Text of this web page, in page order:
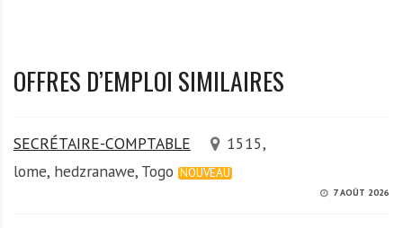
OFFRES D’EMPLOI SIMILAIRES
SECRÉTAIRE-COMPTABLE
1515,
lome, hedzranawe, Togo NOUVEAU
7 AOÛT 2026